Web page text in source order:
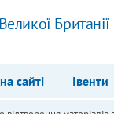
сайті Івенти